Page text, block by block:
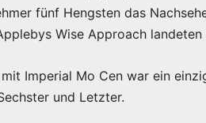
fünf Hengsten das
Wise Approach
mit Imperial Mo Cen war ein
und Letzter.